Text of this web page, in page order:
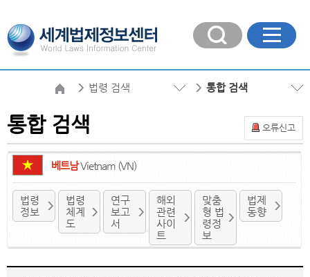
법령 검색 통합 검색
오류신고
통합 검색
베트남Vietnam (VN)
법령
정보
법령
체계
도
연구
보고
서
해외
관련
사이
트
맞춤
형 법
령정
보
법제
동향